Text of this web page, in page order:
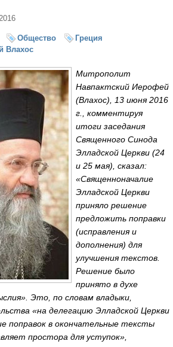
Общество
Греция
Влахос
Митрополит
Навпактский Иерофей
(Влахос), 13 июня 2016
г., комментируя
итоги заседания
Священного Синода
Элладской Церкви (24
и 25 мая), сказал:
«Священноначалие
Элладской Церкви
приняло решение
предложить поправки
(исправления и
дополнения) для
улучшения текстов.
Решение было
принято в духе
Это, по словам владыки,
«на делегацию Элладской Церкви
поправок в окончательные тексты
простора для уступок»,